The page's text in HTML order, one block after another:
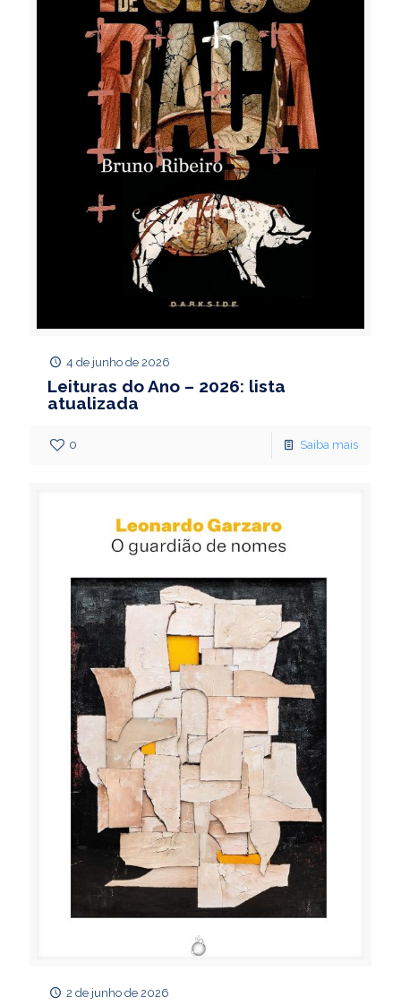
4 de junho de 2026
Leituras do Ano – 2026: lista
atualizada
0 Saiba mais
2 de junho de 2026